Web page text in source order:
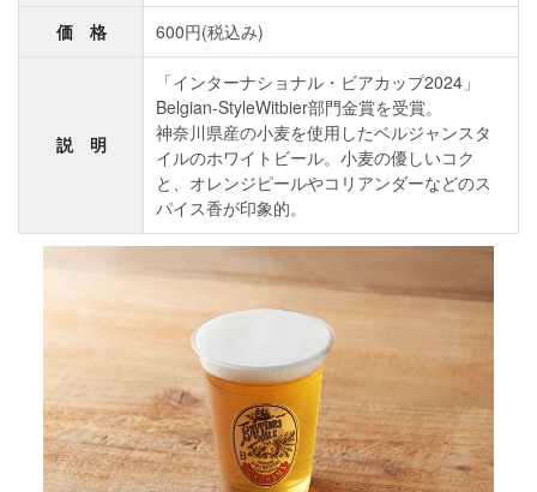
価 格 600円(税込み)
説 明
「インターナショナル・ビアカップ2024」
Belgian-StyleWitbier部門金賞を受賞。
神奈川県産の小麦を使用したベルジャンスタ
イルのホワイトビール。小麦の優しいコク
と、オレンジピールやコリアンダーなどのス
パイス香が印象的。